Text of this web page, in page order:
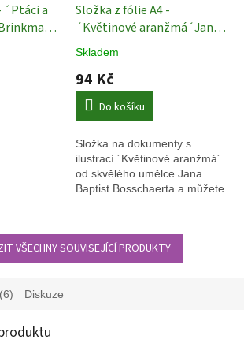
´Ptáci a
Složka z fólie A4 -
´Květinové aranžmá´Jan
Baptist Bosschaert
na papíry
Skladem
94 Kč
Do košíku
Složka na dokumenty s
ilustrací ´Květinové aranžmá´
od skvělého umělce Jana
Baptist Bosschaerta a můžete
VŠECHNY SOUVISEJÍCÍ PRODUKTY
Diskuze